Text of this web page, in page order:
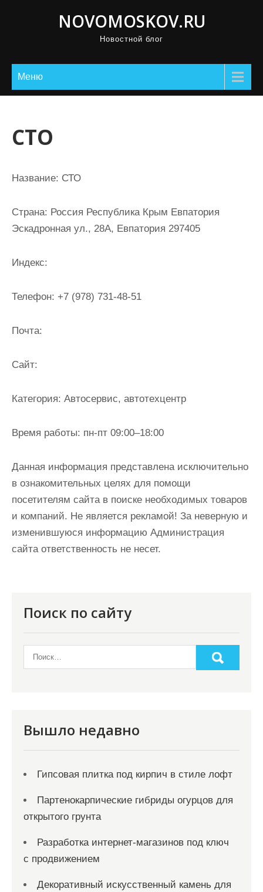
NOVOMOSKOV.RU
Новостной блог
Меню
СТО
Название: СТО
Страна: Россия Республика Крым Евпатория
Эскадронная ул., 28А, Евпатория 297405
Индекс:
Телефон: +7 (978) 731-48-51
Почта:
Cайт:
Категория: Автосервис, автотехцентр
Время работы: пн-пт 09:00–18:00
Данная информация представлена исключительно
в ознакомительных целях для помощи
посетителям сайта в поиске необходимых товаров
и компаний. Не является рекламой! За неверную и
изменившуюся информацию Администрация
сайта ответственность не несет.
Поиск по сайту
Вышло недавно
Гипсовая плитка под кирпич в стиле лофт
Партенокарпические гибриды огурцов для
открытого грунта
Разработка интернет-магазинов под ключ
с продвижением
Декоративный искусственный камень для